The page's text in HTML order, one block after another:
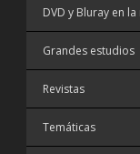
DVD y Bluray en la
Grandes estudios
Revistas
Temáticas